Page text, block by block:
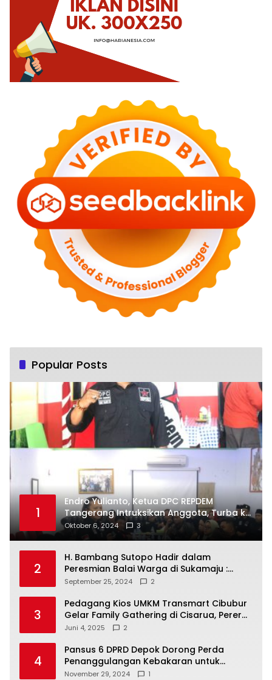
Popular Posts
1
Endro Yulianto, Ketua DPC REPDEM
Tangerang Intruksikan Anggota, Turba ke
Masyarakat Dan Jalani Apa Yang di
Putuskan RAKERCABSUS
Oktober 6, 2024 3
2
H. Bambang Sutopo Hadir dalam
Peresmian Balai Warga di Sukamaju :
Wadah Baru untuk Kolaborasi dan
September 25, 2024 2
3
Pedagang Kios UMKM Transmart Cibubur
Gelar Family Gathering di Cisarua, Pererat
Silaturahmi dan Kekompakan
Juni 4, 2025 2
4
Pansus 6 DPRD Depok Dorong Perda
Penanggulangan Kebakaran untuk
Keselamatan Warga
November 29, 2024 1